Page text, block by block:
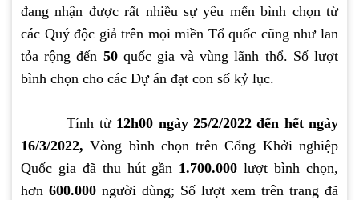
đang nhận được rất nhiều sự yêu mến bình chọn từ
các Quý độc giả trên mọi miền Tổ quốc cũng như lan
tỏa rộng đến 50quốc gia và vùng lãnh thổ. Số lượt
bình chọn cho các Dự án đạt con số kỷ lục.
Tính từ 12h00 ngày 25/2/2022 đến hết ngày
16/3/2022,Vòng bình chọn trên Cổng Khởi nghiệp
Quốc gia đã thu hút gần 1.700.000lượt bình chọn,
hơn 600.000 người dùng; Số lượt xem trên trang đã